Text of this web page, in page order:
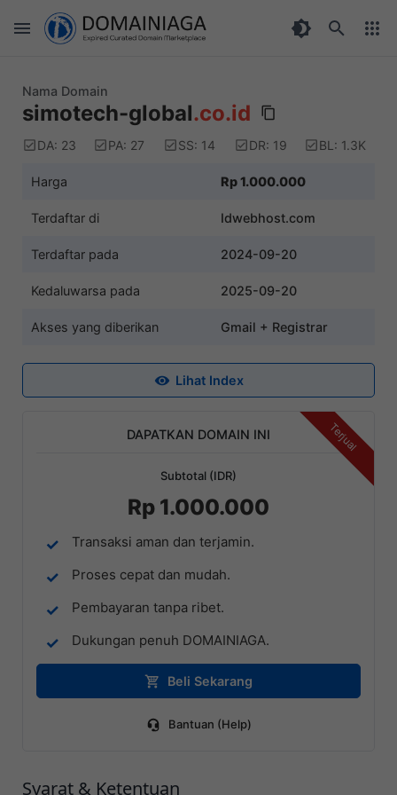
Nama Domain
simotech-global.co.id
DA: 23 PA: 27 SS: 14 DR: 19 BL: 1.3K
Harga Rp 1.000.000
Terdaftar di Idwebhost.com
Terdaftar pada 2024-09-20
Kedaluwarsa pada 2025-09-20
Akses yang diberikan Gmail + Registrar
Lihat Index
Terjual
DAPATKAN DOMAIN INI
Subtotal (IDR)
Rp 1.000.000
Transaksi aman dan terjamin.
Proses cepat dan mudah.
Pembayaran tanpa ribet.
Dukungan penuh DOMAINIAGA.
Beli Sekarang
Bantuan (Help)
Syarat & Ketentuan